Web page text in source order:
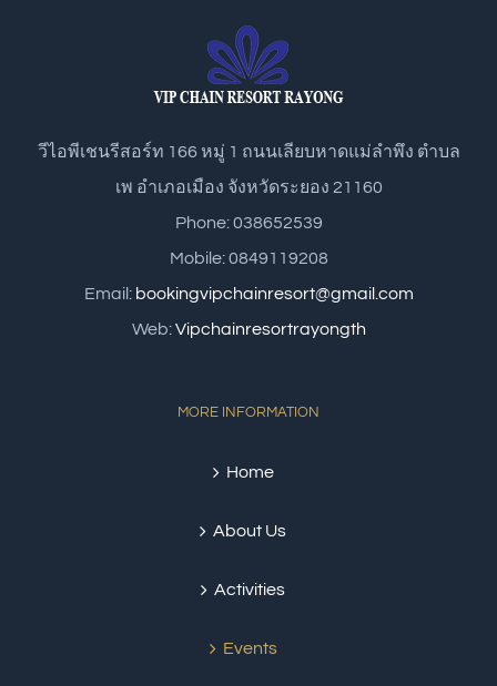
วีไอพีเชนรีสอร์ท 166 หมู่ 1 ถนนเลียบหาดแม่ลำพึง ตำบล
เพ อำเภอเมือง จังหวัดระยอง 21160
Phone: 038652539
Mobile: 0849119208
Email: bookingvipchainresort@gmail.com
Web:Vipchainresortrayongth
MORE INFORMATION
Home
About Us
Activities
Events